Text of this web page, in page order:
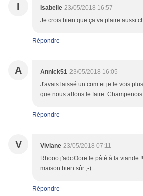
I Isabelle 23/05/2018 16:57
Je crois bien que ça va plaire aussi
Répondre
A Annick51 23/05/2018 16:05
J'avais laissé un com et je le vois
que nous allons le faire.
Répondre
V Viviane 23/05/2018 07:11
Rhooo j'adoOore le pâté à la viande
maison bien sûr ;-)
Répondre